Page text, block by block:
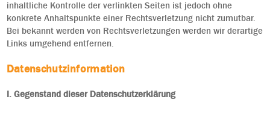
inhaltliche Kontrolle der verlinkten Seiten ist jedoch ohne
konkrete Anhaltspunkte einer Rechtsverletzung nicht zumutbar.
Bei bekannt werden von Rechtsverletzungen werden wir derartige
Links umgehend entfernen.
Datenschutzinformation
I. Gegenstand dieser Datenschutzerklärung